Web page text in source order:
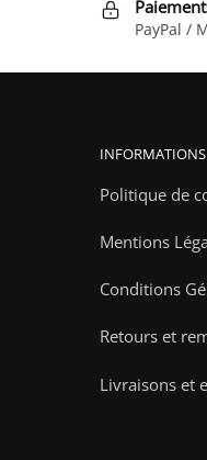
PayPal /
INFORMATIONS
Politique de
Mentions
Conditions
Retours et
Livraisons et